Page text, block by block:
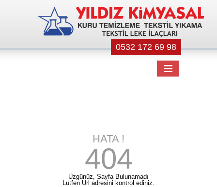
0532 172 69 98
HATA !
404
Üzgünüz, Sayfa Bulunamadı
Lütfen Url adresini kontrol ediniz.